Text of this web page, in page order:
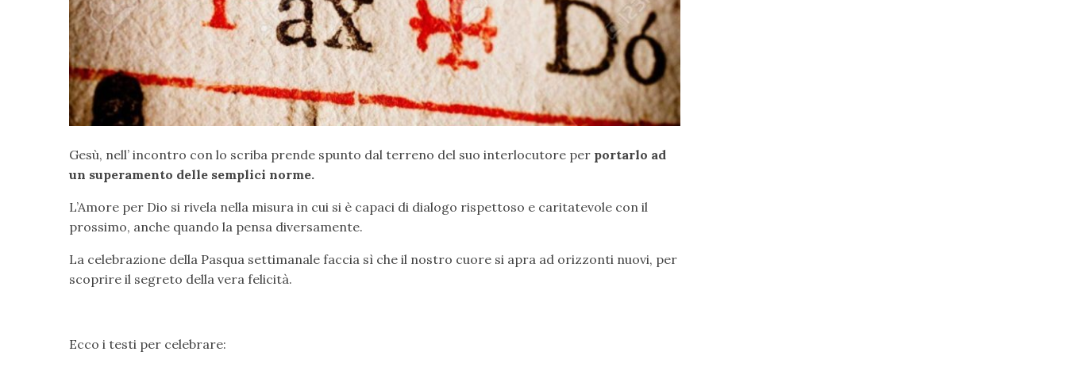
Gesù, nell’ incontro con lo scriba prende spunto dal terreno del suo interlocutore per portarlo ad
un superamento delle semplici norme.
L’Amore per Dio si rivela nella misura in cui si è capaci di dialogo rispettoso e caritatevole con il
prossimo, anche quando la pensa diversamente.
La celebrazione della Pasqua settimanale faccia sì che il nostro cuore si apra ad orizzonti nuovi, per
scoprire il segreto della vera felicità.
Ecco i testi per celebrare: